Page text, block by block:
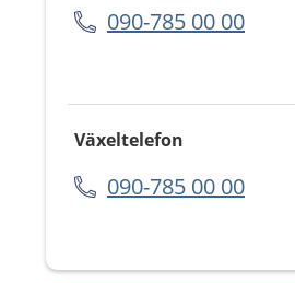
090-785 00 00
Växeltelefon
090-785 00 00